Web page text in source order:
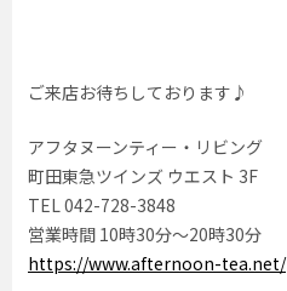
ご来店お待ちしております♪
アフタヌーンティー・リビング
町田東急ツインズ ウエスト 3F
TEL 042-728-3848
営業時間 10時30分〜20時30分
https://www.afternoon-tea.net/